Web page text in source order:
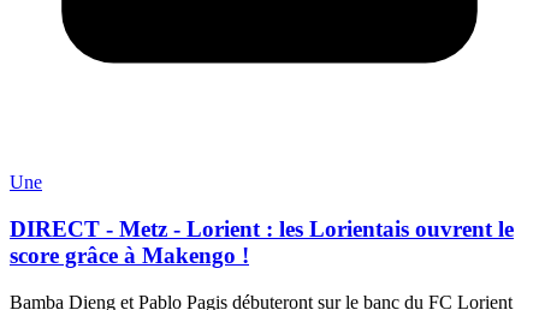
Une
DIRECT - Metz - Lorient : les Lorientais ouvrent le
score grâce à Makengo !
Bamba Dieng et Pablo Pagis débuteront sur le banc du FC Lorient